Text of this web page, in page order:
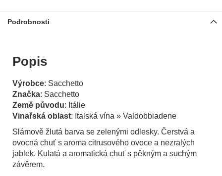
Podrobnosti
Popis
Výrobce: Sacchetto
Značka: Sacchetto
Země původu: Itálie
Vinařská oblast: Italská vína » Valdobbiadene
Slámově žlutá barva se zelenými odlesky. Čerstvá a
ovocná chuť s aroma citrusového ovoce a nezralých
jablek. Kulatá a aromatická chuť s pěkným a suchým
závěrem.